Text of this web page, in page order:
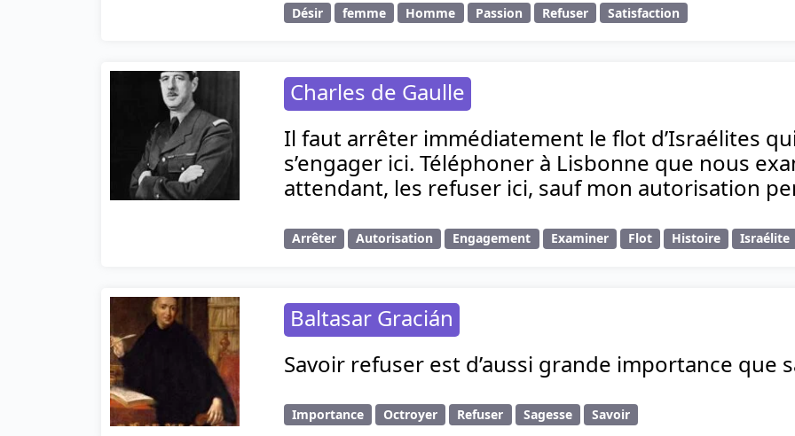
Désir femme Homme Passion Refuser Satisfaction
Charles de Gaulle
Il faut arrêter immédiatement le flot d’Israélites
s’engager ici. Téléphoner à Lisbonne que nous
attendant, les refuser ici, sauf mon autorisation
Arrêter Autorisation Engagement Examiner Flot Histoire Israélite
Baltasar Gracián
Savoir refuser est d’aussi grande importance que
Importance Octroyer Refuser Sagesse Savoir